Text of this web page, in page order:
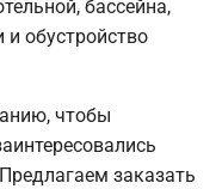
бассейна,
и обустройство
чтобы
заказать